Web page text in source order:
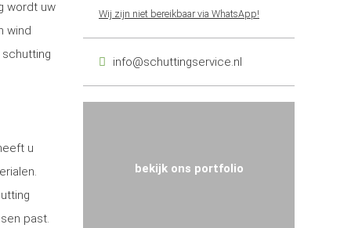
wordt uw
wind
u
past.
Wij zijn niet bereikbaar via WhatsApp!
info@schuttingservice.nl
bekijk ons portfolio